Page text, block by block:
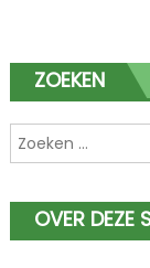
ZOEKEN
Zoeken
naar:
OVER DEZE